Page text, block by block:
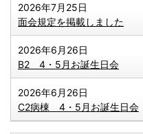
2026年7月25日
面会規定を掲載しました
2026年6月26日
B2 4・5月お誕生日会
2026年6月26日
C2病棟 4・5月お誕生日会